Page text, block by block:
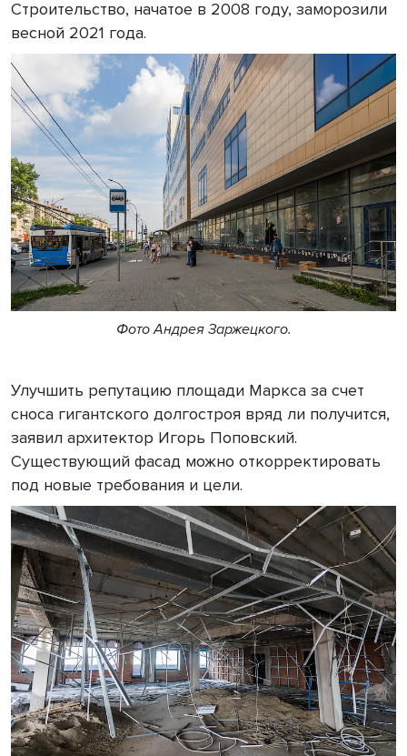
Строительство, начатое в 2008 году, заморозили
весной 2021 года.
Фото Андрея Заржецкого.
Улучшить репутацию площади Маркса за счет
сноса гигантского долгостроя вряд ли получится,
заявил архитектор Игорь Поповский.
Существующий фасад можно откорректировать
под новые требования и цели.